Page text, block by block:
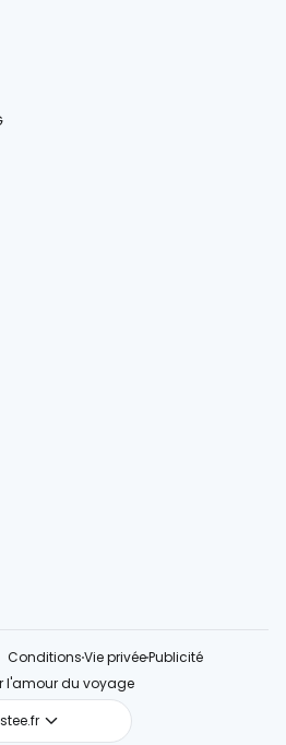
ConditionsVie privéePublicité
l'amour du voyage